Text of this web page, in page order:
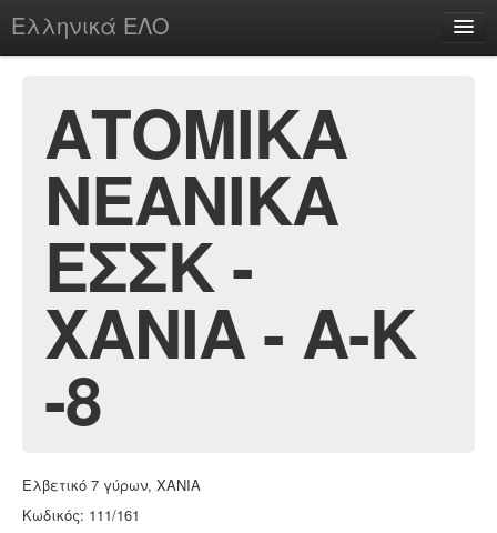
Ελληνικά ΕΛΟ
chesstu.be @ discord
Login
ΑΤΟΜΙΚΑ
ΝΕΑΝΙΚΑ
ΕΣΣΚ -
ΧΑΝΙΑ - Α-Κ
-8
Ελβετικό 7 γύρων, ΧΑΝΙΑ
Κωδικός: 111/161